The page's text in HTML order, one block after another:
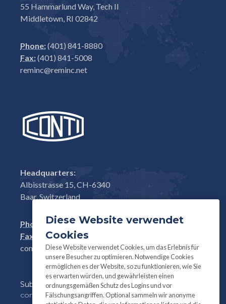
55 Hammarlund Way, Tech II
Middletown, RI 02842
Phone:(401) 841-8880
Fax:(401) 841-5008
reminc@reminc.net
Headquarters:
Albisstrasse 15, CH-6340
Baar, Switzerland
Phone: +41(0)41 761 58 22
Fax:
+41(0)41 761 30 18
conti@contifasteners.ch
Subscribeto our newsletter for product and
company information:
Diese Website verwendet
Cookies
Diese Website verwendet Cookies, um das Erlebnis für
unsere Besucher zu optimieren. Notwendige Cookies
ermöglichen es der Website, so zu funktionieren, wie Sie
es erwarten würden, und gewährleisten einen
ordnungsgemäßen Schutz des Logins und vor
Fälschungsangriffen. Optional sammeln wir anonyme